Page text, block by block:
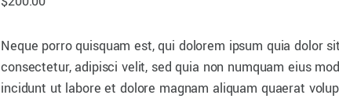
Neque porro quisquam est, qui dolorem ipsum quia dolor
consectetur, adipisci velit, sed quia non numquam eius
incidunt ut labore et dolore magnam aliquam quaerat